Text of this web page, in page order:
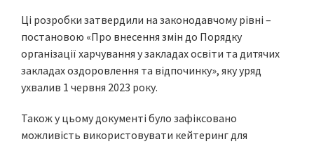
Ці розробки затвердили на законодавчому рівні –
постановою «Про внесення змін до Порядку
організації харчування у закладах освіти та дитячих
закладах оздоровлення та відпочинку», яку уряд
ухвалив 1 червня 2023 року.
Також у цьому документі було зафіксовано
можливість використовувати кейтеринг для